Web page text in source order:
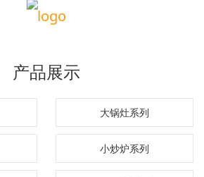
产品展示
大锅灶系列
小炒炉系列